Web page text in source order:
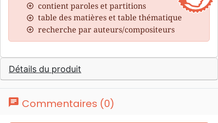
contient paroles et partitions
table des matières et table thématique
recherche par auteurs/compositeurs
Détails du produit
chat Commentaires (0)